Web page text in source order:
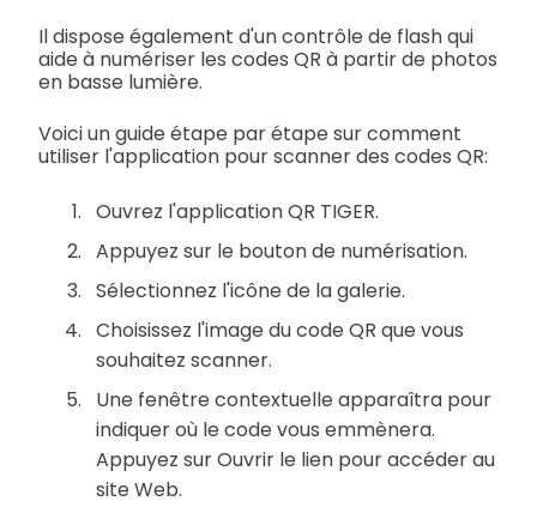
Il dispose également d'un contrôle de flash qui
aide à numériser les codes QR à partir de photos
en basse lumière.
Voici un guide étape par étape sur comment
utiliser l'application pour scanner des codes QR:
Ouvrez l'application QR TIGER.
Appuyez sur le bouton de numérisation.
Sélectionnez l'icône de la galerie.
Choisissez l'image du code QR que vous
souhaitez scanner.
Une fenêtre contextuelle apparaîtra pour
indiquer où le code vous emmènera.
Appuyez sur Ouvrir le lien pour accéder au
site Web.